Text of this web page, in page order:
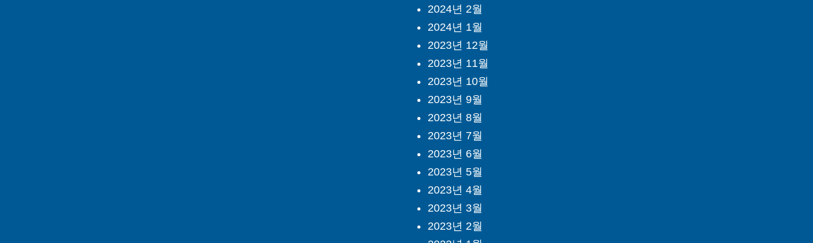
2024년 2월
2024년 1월
2023년 12월
2023년 11월
2023년 10월
2023년 9월
2023년 8월
2023년 7월
2023년 6월
2023년 5월
2023년 4월
2023년 3월
2023년 2월